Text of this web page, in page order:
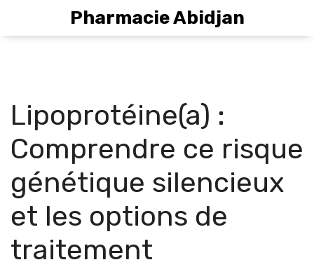
Pharmacie Abidjan
Lipoprotéine(a) :
Comprendre ce risque
génétique silencieux
et les options de
traitement